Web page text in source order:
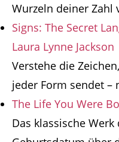
Wurzeln deiner Zahl
Signs: The Secret
Laura Lynne Jackson
Verstehe die
jeder Form sendet –
The Life You Were
Das klassische